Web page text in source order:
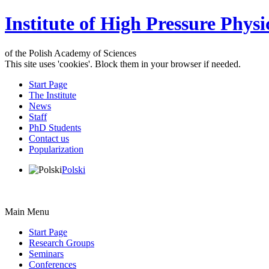
Institute of High Pressure
of the Polish Academy of Sciences
This site uses 'cookies'. Block them in your browser if needed.
Start Page
The Institute
News
Staff
PhD Students
Contact us
Popularization
Polski
Main Menu
Start Page
Research Groups
Seminars
Conferences